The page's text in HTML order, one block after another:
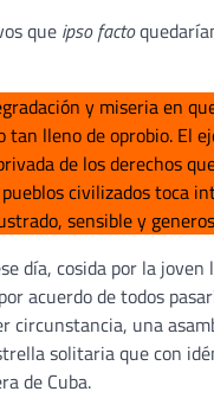
que ipso facto
y miseria en
lleno de oprobio. El
de los derechos
civilizados toca
sensible y
día, cosida por la
acuerdo de todos
una
solitaria que con
de Cuba.